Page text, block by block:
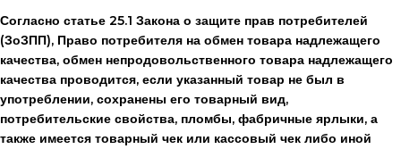
Согласно статье 25.1 Закона о защите прав потребителей
(ЗоЗПП), Право потребителя на обмен товара надлежащего
качества, обмен непродовольственного товара надлежащего
качества проводится, если указанный товар не был в
употреблении, сохранены его товарный вид,
потребительские свойства, пломбы, фабричные ярлыки, а
также имеется товарный чек или кассовый чек либо иной